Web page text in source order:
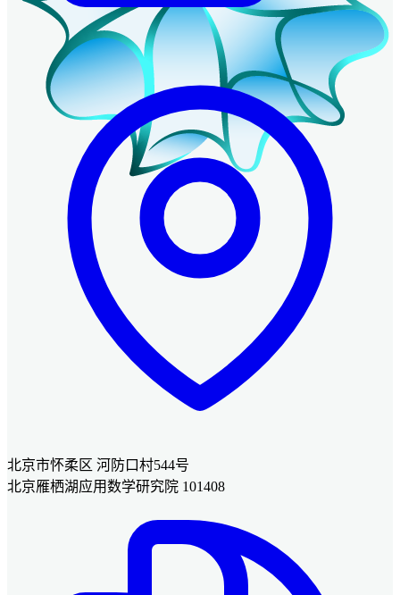
北京市怀柔区 河防口村544号
北京雁栖湖应用数学研究院 101408